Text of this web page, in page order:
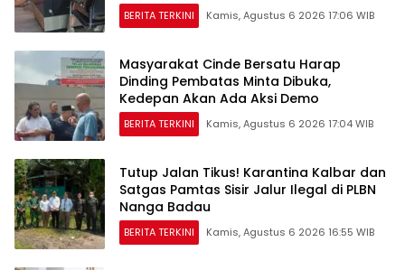
BERITA TERKINI Kamis, Agustus 6 2026 17:06 WIB
Masyarakat Cinde Bersatu Harap
Dinding Pembatas Minta Dibuka,
Kedepan Akan Ada Aksi Demo
BERITA TERKINI Kamis, Agustus 6 2026 17:04 WIB
Tutup Jalan Tikus! Karantina Kalbar dan
Satgas Pamtas Sisir Jalur Ilegal di PLBN
Nanga Badau
BERITA TERKINI Kamis, Agustus 6 2026 16:55 WIB